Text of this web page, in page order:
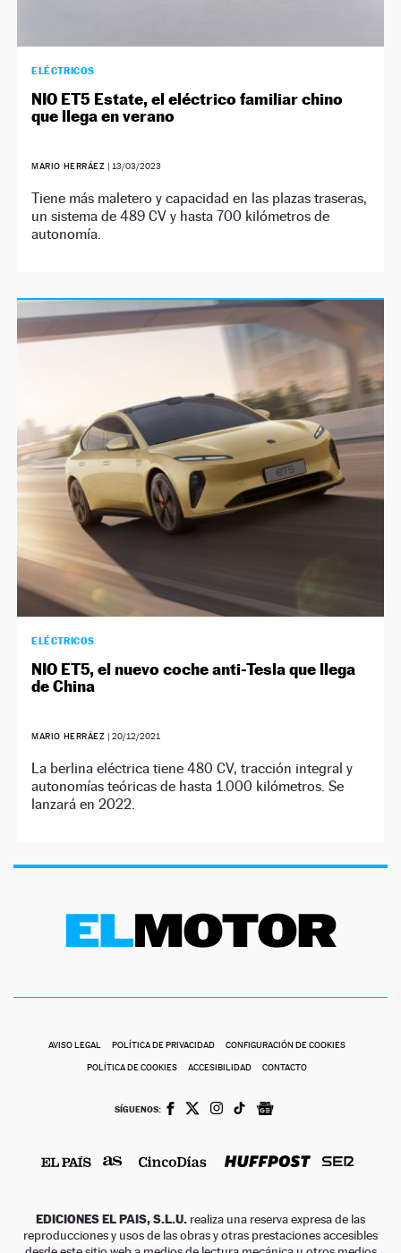
ELÉCTRICOS
NIO ET5 Estate, el eléctrico familiar chino
que llega en verano
MARIO HERRÁEZ | 13/03/2023
Tiene más maletero y capacidad en las plazas traseras,
un sistema de 489 CV y hasta 700 kilómetros de
autonomía.
ELÉCTRICOS
NIO ET5, el nuevo coche anti-Tesla que llega
de China
MARIO HERRÁEZ | 20/12/2021
La berlina eléctrica tiene 480 CV, tracción integral y
autonomías teóricas de hasta 1.000 kilómetros. Se
lanzará en 2022.
AVISO LEGAL POLÍTICA DE PRIVACIDAD CONFIGURACIÓN DE COOKIES
POLÍTICA DE COOKIES ACCESIBILIDAD CONTACTO
SÍGUENOS:
EDICIONES EL PAIS, S.L.U. realiza una reserva expresa de las
reproducciones y usos de las obras y otras prestaciones accesibles